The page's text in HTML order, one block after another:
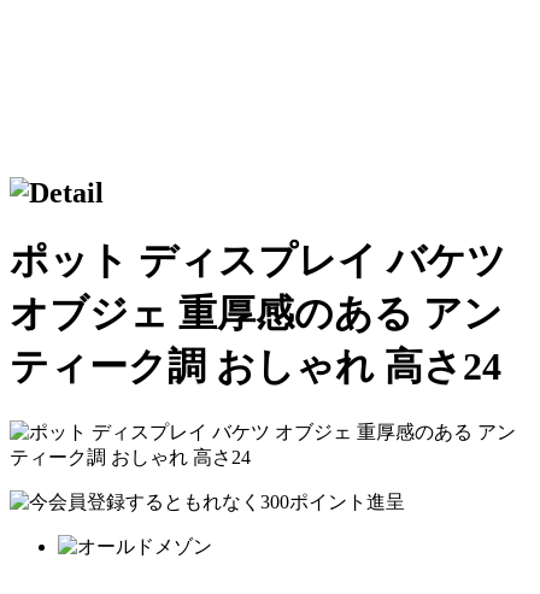
ポット ディスプレイ バケツ
オブジェ 重厚感のある アン
ティーク調 おしゃれ 高さ24